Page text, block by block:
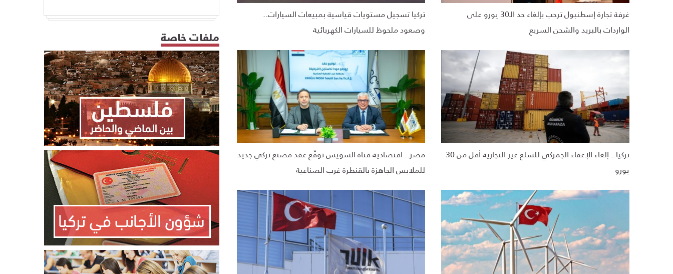
غرفة تجارة إسطنبول ترحب بإلغاء حد الـ30 يورو على
الواردات بالبريد والشحن السريع
تركيا تسجيل مستويات قياسية بمبيعات السيارات..
وصعود ملحوظ للسيارات الكهربائية
تركيا.. إلغاء الإعفاء الجمركي للسلع غير التجارية أقل من 30
يورو
مصر.. اقتصادية قناة السويس توقّع عقد مصنع تركي جديد
للملابس الجاهزة بالقنطرة غرب الصناعية
ملفات خاصة